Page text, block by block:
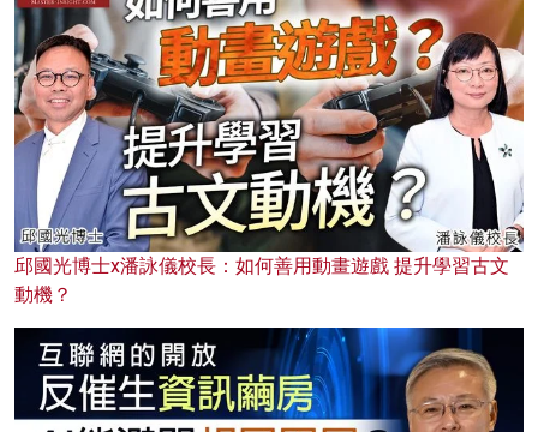
邱國光博士x潘詠儀校長：如何善用動畫遊戲 提升學習古文
動機？